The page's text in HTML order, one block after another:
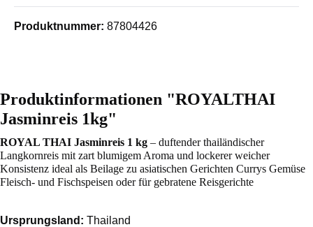
Produktnummer: 87804426
Produktinformationen "ROYALTHAI
Jasminreis 1kg"
ROYAL THAI Jasminreis 1 kg – duftender thailändischer
Langkornreis mit zart blumigem Aroma und lockerer weicher
Konsistenz ideal als Beilage zu asiatischen Gerichten Currys Gemüse
Fleisch- und Fischspeisen oder für gebratene Reisgerichte
Ursprungsland: Thailand